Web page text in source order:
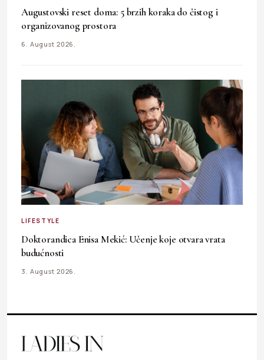
Augustovski reset doma: 5 brzih koraka do čistog i
organizovanog prostora
6. August 2026.
LIFESTYLE
Doktorandica Enisa Mekić: Učenje koje otvara vrata
budućnosti
3. August 2026.